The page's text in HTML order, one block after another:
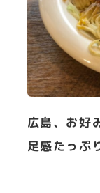
広島、お好
足感たっぷ